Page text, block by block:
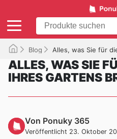
Blog Alles, was Sie für die
ALLES, WAS SIE
IHRES GARTENS
Von Ponuky 365
Veröffentlicht 23. Oktober